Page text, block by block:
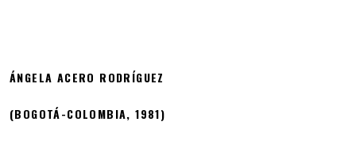
ÁNGELA ACERO RODRÍGUEZ
(BOGOTÁ-COLOMBIA, 1981)